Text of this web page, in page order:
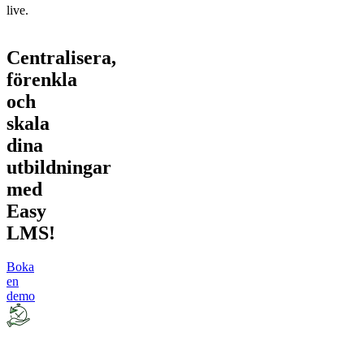
live.
Centralisera,
förenkla
och
skala
dina
utbildningar
med
Easy
LMS!
Boka
en
demo